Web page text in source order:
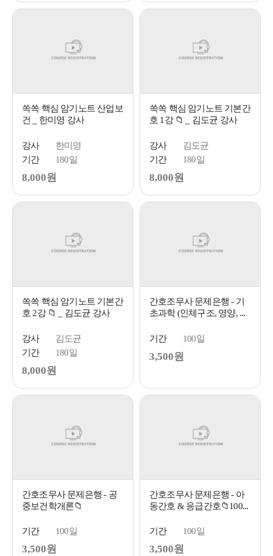
쏙쏙 핵심 암기노트 산업보
건 _ 한미영 강사
강사
한미영
기간
180일
8,000원
쏙쏙 핵심 암기노트 기본간
호 1강 📁 _ 김도균 강사
강사
김도균
기간
180일
8,000원
쏙쏙 핵심 암기노트 기본간
호 2강 📁 _ 김도균 강사
강사
김도균
기간
180일
8,000원
간호조무사 문제은행 - 기
초과학 (인체구조, 영양, ...
기간 100일
3,500원
간호조무사 문제은행 - 공
중보건학개론📁
기간 100일
3,500원
간호조무사 문제은행 - 아
동간호 & 응급간호📁100...
기간 100일
3,500원